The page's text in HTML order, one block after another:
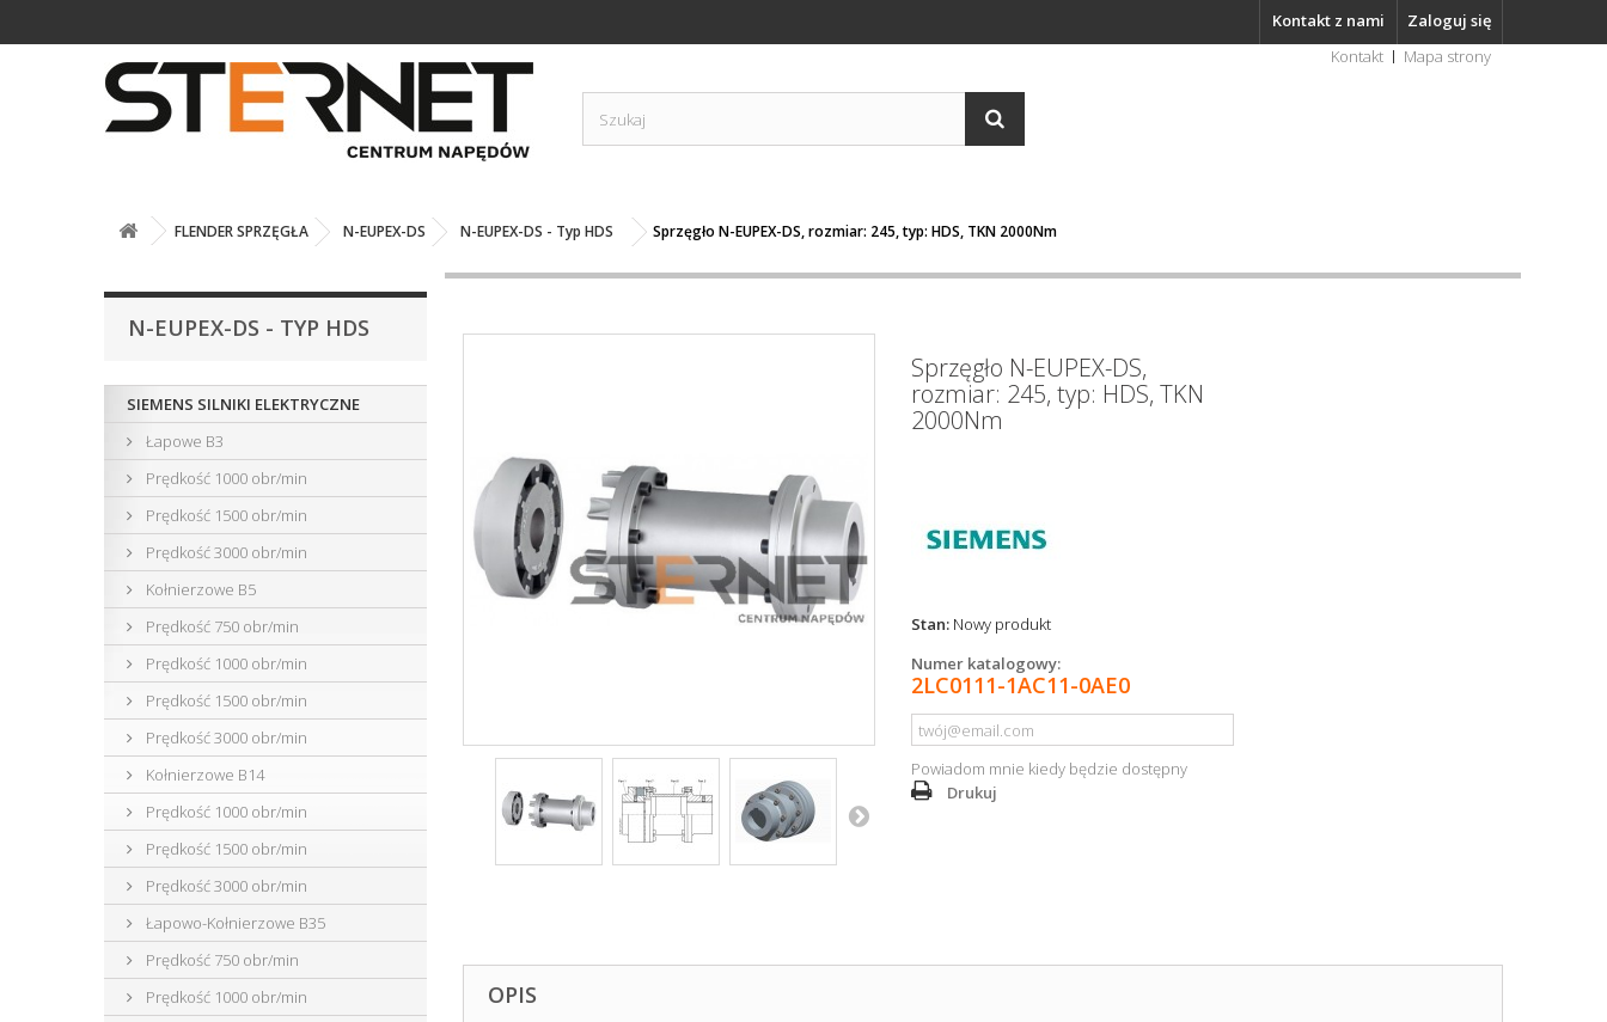
Zaloguj się
Kontakt z nami
Kontakt
Mapa strony
FLENDER SPRZĘGŁA N-EUPEX-DS N-EUPEX-DS - Typ HDS Sprzęgło N-EUPEX-DS, rozmiar: 245, typ: HDS, TKN 2000Nm
N-EUPEX-DS - TYP HDS
SIEMENS SILNIKI ELEKTRYCZNE
Łapowe B3
Prędkość 1000 obr/min
Prędkość 1500 obr/min
Prędkość 3000 obr/min
Kołnierzowe B5
Prędkość 750 obr/min
Prędkość 1000 obr/min
Prędkość 1500 obr/min
Prędkość 3000 obr/min
Kołnierzowe B14
Prędkość 1000 obr/min
Prędkość 1500 obr/min
Prędkość 3000 obr/min
Łapowo-Kołnierzowe B35
Prędkość 750 obr/min
Prędkość 1000 obr/min
Sprzęgło N-EUPEX-DS,
rozmiar: 245, typ: HDS, TKN
2000Nm
Stan: Nowy produkt
Numer katalogowy:
2LC0111-1AC11-0AE0
Powiadom mnie kiedy będzie dostępny
Drukuj
OPIS